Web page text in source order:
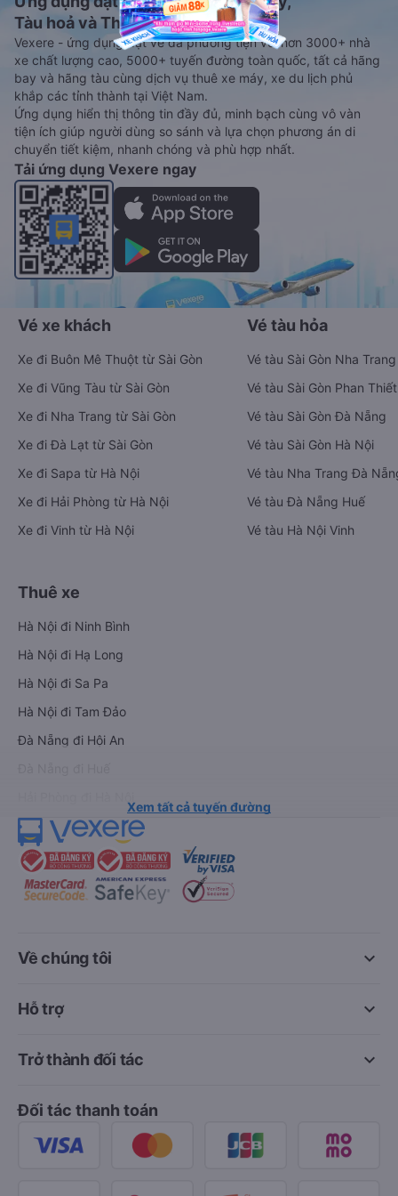
Tàu hoả và Thuê xe
Vexere - ứng dụng đặt vé đa phương tiện với hơn 3000+ nhà
xe chất lượng cao, 5000+ tuyến đường toàn quốc, tất cả hãng
bay và hãng tàu cùng dịch vụ thuê xe máy, xe du lịch phủ
khắp các tỉnh thành tại Việt Nam.
Ứng dụng hiển thị thông tin đầy đủ, minh bạch cùng vô vàn
tiện ích giúp người dùng so sánh và lựa chọn phương án di
chuyển tiết kiệm, nhanh chóng và phù hợp nhất.
Tải ứng dụng Vexere ngay
Vé xe khách
Xe đi Buôn Mê Thuột từ Sài Gòn
Xe đi Vũng Tàu từ Sài Gòn
Xe đi Nha Trang từ Sài Gòn
Xe đi Đà Lạt từ Sài Gòn
Xe đi Sapa từ Hà Nội
Xe đi Hải Phòng từ Hà Nội
Xe đi Vinh từ Hà Nội
Vé tàu hỏa
Vé tàu Sài Gòn Nha Trang
Vé tàu Sài Gòn Phan Thiết
Vé tàu Sài Gòn Đà Nẵng
Vé tàu Sài Gòn Hà Nội
Vé tàu Nha Trang Đà
Vé tàu Đà Nẵng Huế
Vé tàu Hà Nội Vinh
Thuê xe
Hà Nội đi Ninh Bình
Hà Nội đi Hạ Long
Hà Nội đi Sa Pa
Hà Nội đi Tam Đảo
Đà Nẵng đi Hội An
Xem tất cả tuyến đường
keyboard_arrow_down
Về chúng tôi
keyboard_arrow_down
Hỗ trợ
keyboard_arrow_down
Trở thành đối tác
Đối tác thanh toán